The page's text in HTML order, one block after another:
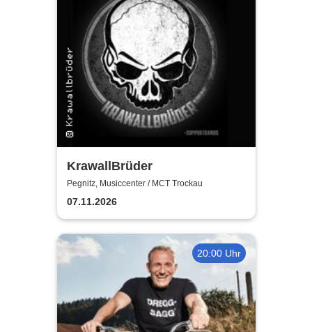
KrawallBrüder
Pegnitz, Musiccenter / MCT Trockau
07.11.2026
20:00 Uhr